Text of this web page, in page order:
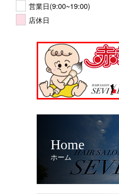
営業日(9:00~19:00)
店休日
Home
ホーム